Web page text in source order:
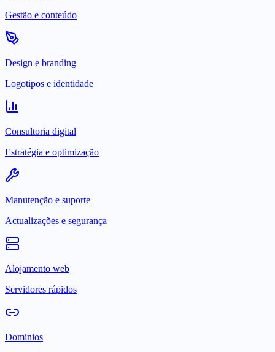
Gestão e conteúdo
Design e branding
Logotipos e identidade
Consultoria digital
Estratégia e optimização
Manutenção e suporte
Actualizações e segurança
Alojamento web
Servidores rápidos
Dominios